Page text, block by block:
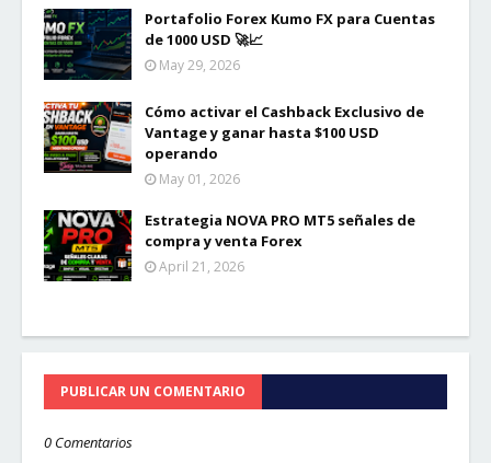
Portafolio Forex Kumo FX para Cuentas
de 1000 USD 🚀📈
May 29, 2026
Cómo activar el Cashback Exclusivo de
Vantage y ganar hasta $100 USD
operando
May 01, 2026
Estrategia NOVA PRO MT5 señales de
compra y venta Forex
April 21, 2026
PUBLICAR UN COMENTARIO
0 Comentarios